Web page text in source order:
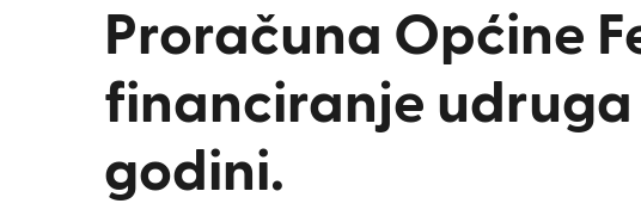
Proračuna Općine
financiranje udruga
godini.